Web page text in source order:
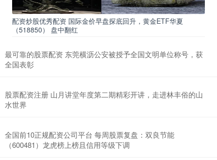
配资炒股优秀配资 国际金价早盘探底回升，黄金ETF华夏
（518850） 盘中翻红
最可靠的股票配资 东莞横沥公安被授予全国文明单位称号，获
全国表彰
股票配资注册 山月讲堂年度第二期精彩开讲，走进林丰俗的山
水世界
全国前10正规配资公司平台 每周股票复盘：双良节能
（600481）龙虎榜上榜且信用等级下调